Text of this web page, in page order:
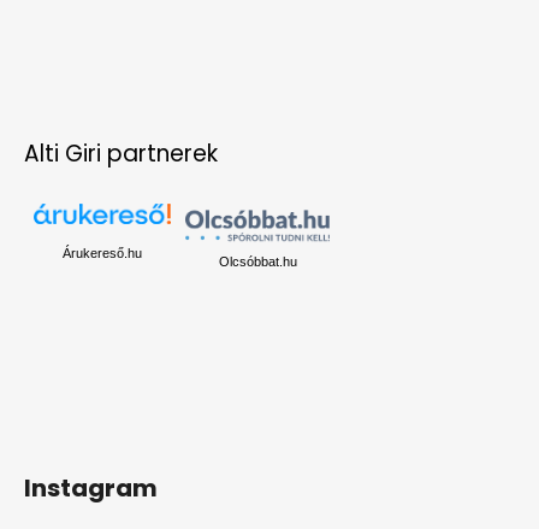
Alti Giri partnerek
Árukereső.hu
Olcsóbbat.hu
Instagram